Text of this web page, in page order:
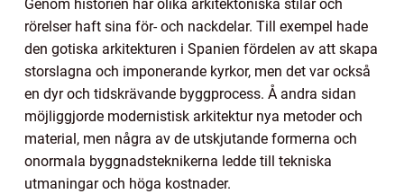
Genom historien har olika arkitektoniska stilar och
rörelser haft sina för- och nackdelar. Till exempel hade
den gotiska arkitekturen i Spanien fördelen av att skapa
storslagna och imponerande kyrkor, men det var också
en dyr och tidskrävande byggprocess. Å andra sidan
möjliggjorde modernistisk arkitektur nya metoder och
material, men några av de utskjutande formerna och
onormala byggnadsteknikerna ledde till tekniska
utmaningar och höga kostnader.